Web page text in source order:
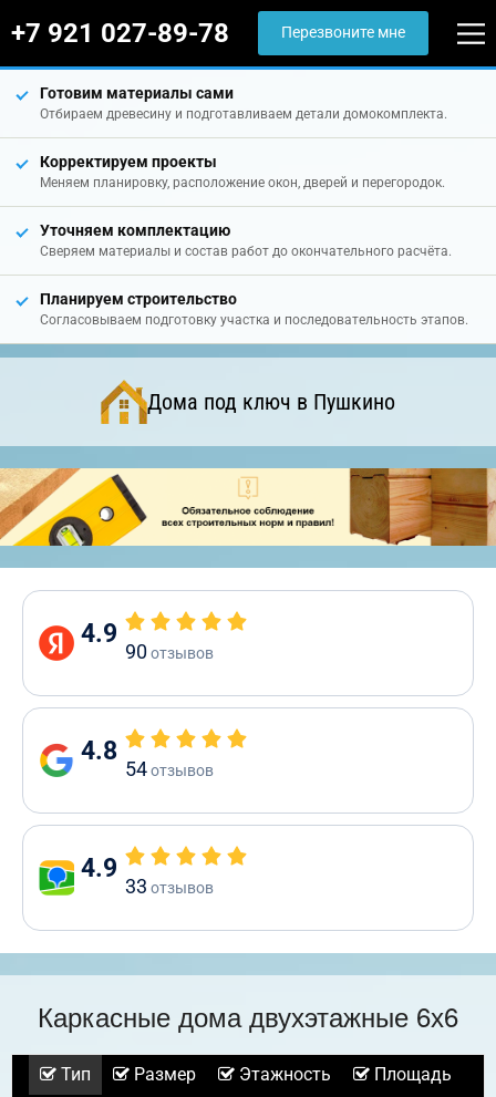
+7 921 027-89-78 Перезвоните мне
Готовим материалы сами
Отбираем древесину и подготавливаем детали домокомплекта.
Корректируем проекты
Меняем планировку, расположение окон, дверей и перегородок.
Уточняем комплектацию
Сверяем материалы и состав работ до окончательного расчёта.
Планируем строительство
Согласовываем подготовку участка и последовательность этапов.
Дома под ключ в Пушкино
4.9
90отзывов
4.8
54отзывов
4.9
33 отзывов
Каркасные дома двухэтажные 6х6
Тип Размер Этажность
Площадь